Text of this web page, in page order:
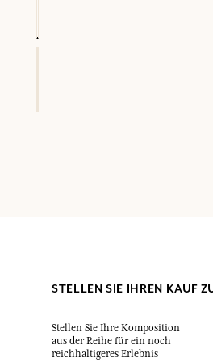
STELLEN SIE IHREN KAUF
Stellen Sie Ihre Komposition
aus der Reihe für ein noch
reichhaltigeres Erlebnis